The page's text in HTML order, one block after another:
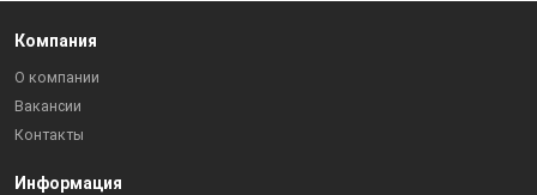
Компания
О компании
Вакансии
Контакты
Информация